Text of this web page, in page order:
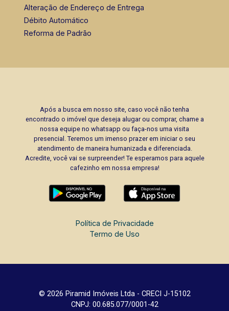
Alteração de Endereço de Entrega
Débito Automático
Reforma de Padrão
Após a busca em nosso site, caso você não tenha
encontrado o imóvel que deseja alugar ou comprar, chame a
nossa equipe no whatsapp ou faça-nos uma visita
presencial. Teremos um imenso prazer em iniciar o seu
atendimento de maneira humanizada e diferenciada.
Acredite, você vai se surpreender! Te esperamos para aquele
cafezinho em nossa empresa!
Política de Privacidade
Termo de Uso
© 2026 Piramid Imóveis Ltda - CRECI J-15102
CNPJ: 00.685.077/0001-42